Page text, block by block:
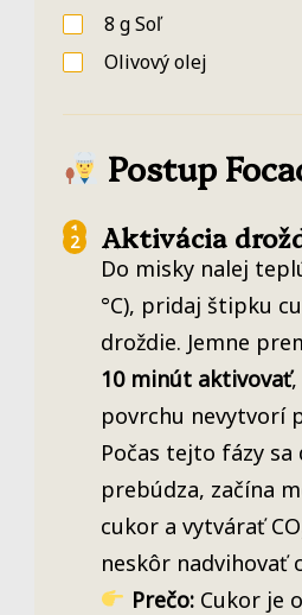
8 gSoľ
Olivový olej
Postup
Aktivácia
Do misky nalej
°C), pridaj štipku
droždie. Jemne
10 minút aktivovať
povrchu nevytvorí
Počas tejto fázy sa
prebúdza, začína
cukor a vytvárať
neskôr nadvihovať
Prečo:Cukor je